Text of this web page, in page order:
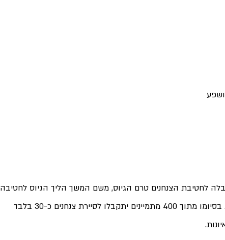
לחטיבת הצנחנים טרם הגיוס, משם המשך הליך הגיוס לחטיבה
וכעבור שבוע בטירונות ביצוע גיבוש יח"טיות בסיומו מתוך 400 מתמיינים יתקבלו לסיירת צנחנים כ-30 בלבד